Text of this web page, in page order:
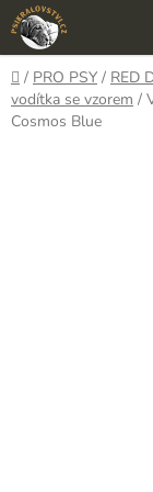
Přejít
na
obsah
Domů
/ PRO PSY / RED
vodítka se vzorem /
Cosmos Blue